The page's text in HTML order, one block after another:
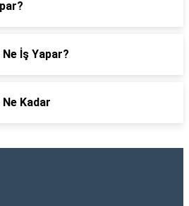
İş Yapar?
Kadar